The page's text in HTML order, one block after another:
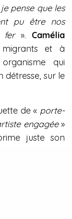
pense que les
pu être nos
fer». Camélia
et à
organisme qui
détresse, sur le
de « porte-
engagée»
juste son